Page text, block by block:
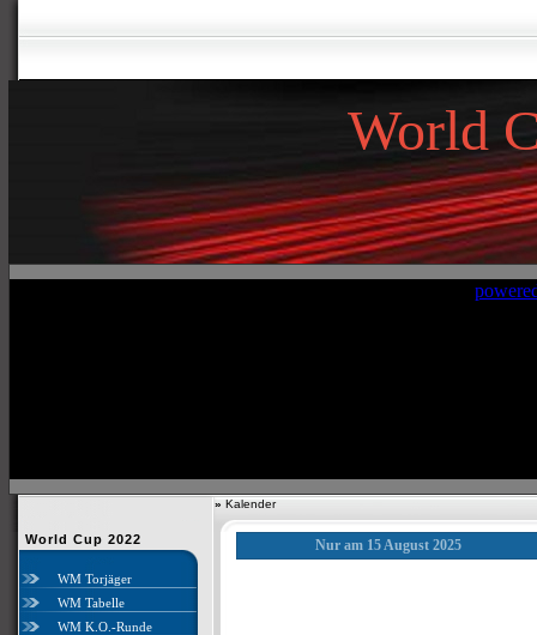
World
» Kalender
World Cup 2022
WM Torjäger
WM Tabelle
WM K.O.-Runde
Nur am 15 August 2025